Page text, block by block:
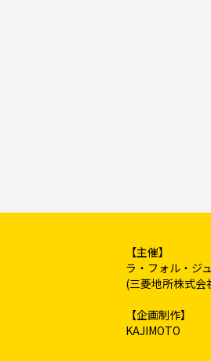
【主催】
ラ・フォル・ジ
(三菱地所株式会
【企画制作】
KAJIMOTO